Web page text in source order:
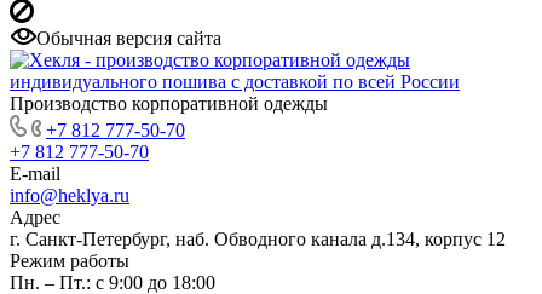
Обычная версия сайта
Производство корпоративной одежды
+7 812 777-50-70
+7 812 777-50-70
E-mail
info@heklya.ru
Адрес
г. Санкт-Петербург, наб. Обводного канала д.134, корпус 12
Режим работы
Пн. – Пт.: с 9:00 до 18:00